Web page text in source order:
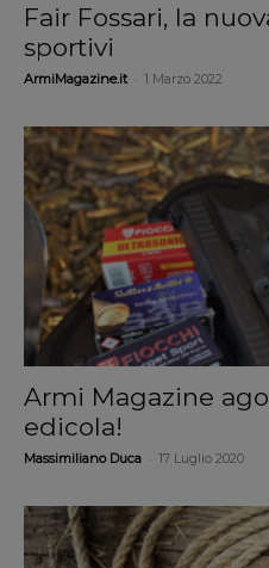
Fair Fossari, la
sportivi
ArmiMagazine.it 1 Marzo 2022
Armi Magazine
edicola!
Massimiliano Duca 17 Luglio 2020